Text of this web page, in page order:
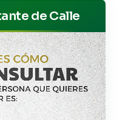
de Calle